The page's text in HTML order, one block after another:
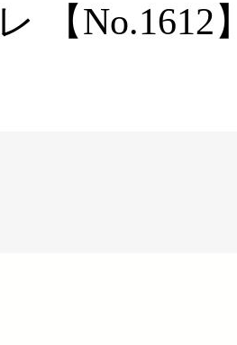
【No.1612】